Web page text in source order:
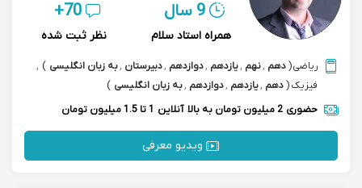
9 سال
همراه استاد سلام
70+
نظر ثبت شده
ریاضی(دهم ,نهم ,یازدهم ,دوازدهم ,دبیرستان ,به زبان انگلیسی )
,
فیزیک(دهم ,یازدهم ,دوازدهم ,به زبان انگلیسی )
حضوری 2 میلیون تومان به بالا آنلاین 1 تا 1.5 میلیون تومان
ویدیو معرفی